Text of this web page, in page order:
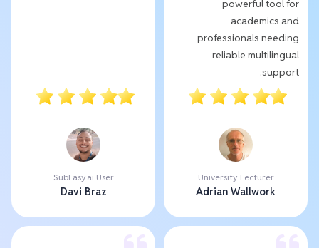
powerful tool for
academics and
professionals needing
reliable multilingual
support.
University Lecturer
Adrian Wallwork
SubEasy.ai User
Davi Braz